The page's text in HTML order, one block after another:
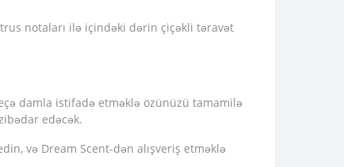
notaları ilə içindəki dərin çiçəkli təravət
damla istifadə etməklə özünüzü tamamilə
edəcək.
və Dream Scent-dən alışveriş etməklə